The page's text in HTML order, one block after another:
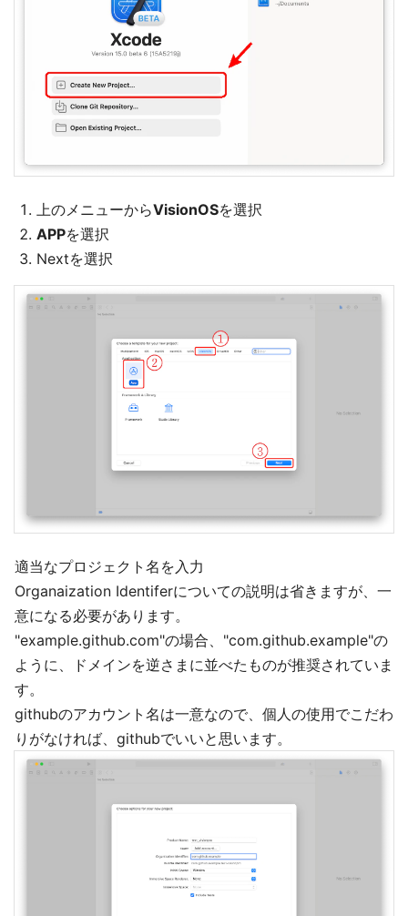
上のメニューからVisionOSを選択
APPを選択
Nextを選択
適当なプロジェクト名を入力
Organaization Identiferについての説明は省きますが、一
意になる必要があります。
"example.github.com"の場合、"com.github.example"の
ように、ドメインを逆さまに並べたものが推奨されていま
す。
githubのアカウント名は一意なので、個人の使用でこだわ
りがなければ、githubでいいと思います。